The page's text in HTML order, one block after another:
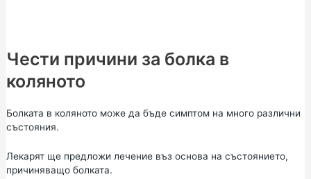
Чести причини за болка в
коляното
Болката в коляното може да бъде симптом на много различни
състояния.
Лекарят ще предложи лечение въз основа на състоянието,
причиняващо болката.